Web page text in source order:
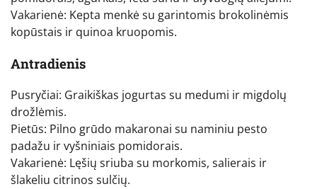
Vakarienė: Kepta menkė su garintomis brokolinėmis
kopūstais ir quinoa kruopomis.
Antradienis
Pusryčiai: Graikiškas jogurtas su medumi ir migdolų
drožlėmis.
Pietūs: Pilno grūdo makaronai su naminiu pesto
padažu ir vyšniniais pomidorais.
Vakarienė: Lęšių sriuba su morkomis, salierais ir
šlakeliu citrinos sulčių.